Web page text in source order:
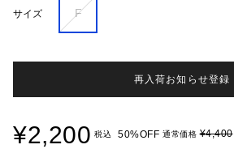
サイズ F
再入荷お知らせ登録
¥2,200 税込 50%OFF 通常価格¥4,400